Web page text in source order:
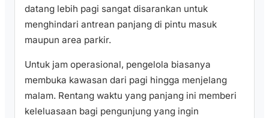
datang lebih pagi sangat disarankan untuk
menghindari antrean panjang di pintu masuk
maupun area parkir.
Untuk jam operasional, pengelola biasanya
membuka kawasan dari pagi hingga menjelang
malam. Rentang waktu yang panjang ini memberi
keleluasaan bagi pengunjung yang ingin